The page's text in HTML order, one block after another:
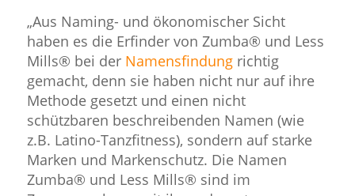
„Aus Naming- und ökonomischer Sicht
haben es die Erfinder von Zumba® und Less
Mills® bei der Namensfindung richtig
gemacht, denn sie haben nicht nur auf ihre
Methode gesetzt und einen nicht
schützbaren beschreibenden Namen (wie
z.B. Latino-Tanzfitness), sondern auf starke
Marken und Markenschutz. Die Namen
Zumba® und Less Mills® sind im